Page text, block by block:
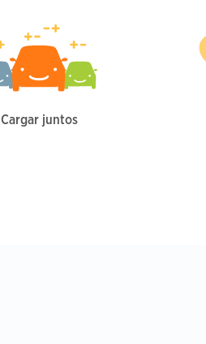
Cargar juntos